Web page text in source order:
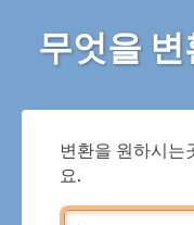
무엇을
변환을 원하시는
요.